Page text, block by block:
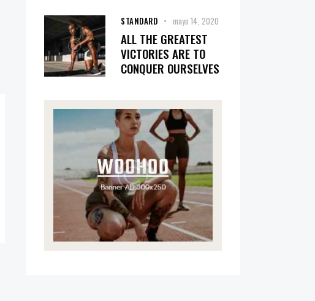
STANDARD mayo 14, 2020
ALL THE GREATEST
VICTORIES ARE TO
CONQUER OURSELVES